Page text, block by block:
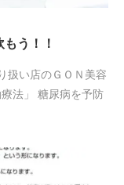
う！！
扱い店のＧＯＮ美容
法」 糖尿病を予防